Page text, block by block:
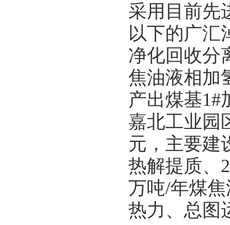
采用目前先
以下的广汇
净化回收分
焦油液相加
产出煤基1#
嘉北工业园
元，主要建
热解提质、
万吨/年煤
热力、总图